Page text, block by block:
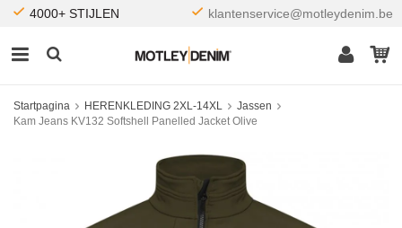
4000+ STIJLEN klantenservice@motleydenim.be
Startpagina HERENKLEDING 2XL-14XL
Jassen
Kam Jeans KV132 Softshell Panelled Jacket Olive